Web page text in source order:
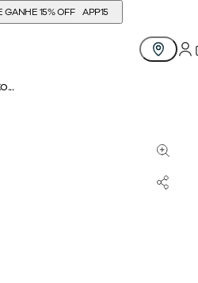
GANHE 15% OFF APP15